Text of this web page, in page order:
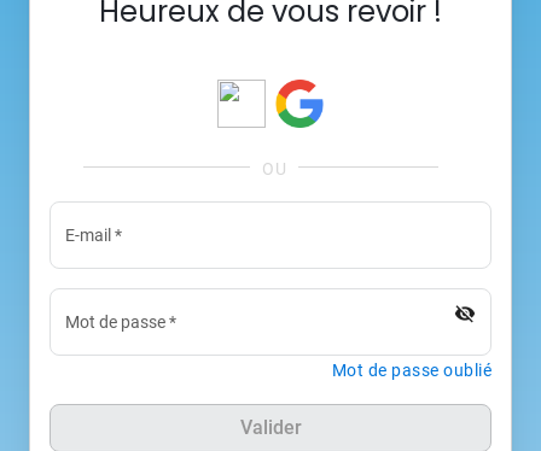
Heureux de vous revoir !
E-mail *
Mot de passe* visibility_off
Mot de passe oublié
Valider